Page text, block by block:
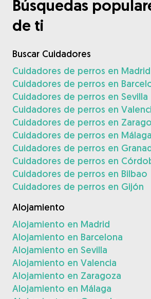
Búsquedas
de ti
Buscar Cuidadores
Cuidadores de perros en Madrid
Cuidadores de perros en
Cuidadores de perros en Sevilla
Cuidadores de perros en
Cuidadores de perros en
Cuidadores de perros en Málaga
Cuidadores de perros en
Cuidadores de perros en
Cuidadores de perros en Bilbao
Cuidadores de perros en Gijón
Alojamiento
Alojamiento en Madrid
Alojamiento en Barcelona
Alojamiento en Sevilla
Alojamiento en Valencia
Alojamiento en Zaragoza
Alojamiento en Málaga